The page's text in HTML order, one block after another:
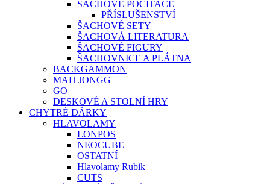
ŠACHOVÉ POČÍTAČE
PŘÍSLUŠENSTVÍ
ŠACHOVÉ SETY
ŠACHOVÁ LITERATURA
ŠACHOVÉ FIGURY
ŠACHOVNICE A PLÁTNA
BACKGAMMON
MAH JONGG
GO
DESKOVÉ A STOLNÍ HRY
CHYTRÉ DÁRKY
HLAVOLAMY
LONPOS
NEOCUBE
OSTATNÍ
Hlavolamy Rubik
CUTS